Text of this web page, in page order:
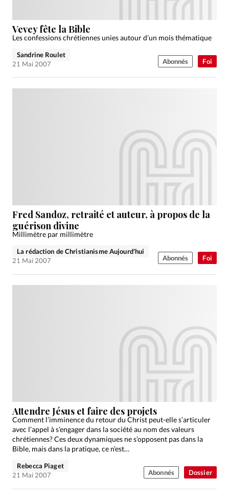
Foi
Vevey fête la Bible
Les confessions chrétiennes unies autour d’un mois thématique
Sandrine Roulet
21 Mai 2007
Abonnés
Foi
Fred Sandoz, retraité et auteur, à propos de la
guérison divine
Millimètre par millimètre
La rédaction de Christianisme Aujourd'hui
21 Mai 2007
Abonnés
Dossier
Attendre Jésus et faire des projets
Comment l’imminence du retour du Christ peut-elle s’articuler
avec l’appel à s’engager dans la société au nom des valeurs
chrétiennes? Ces deux dynamiques ne s’opposent pas dans la
Bible, mais dans la pratique, ce n’est…
Rebecca Piaget
21 Mai 2007
Abonnés